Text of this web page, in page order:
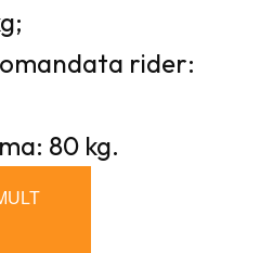
rider:
80 kg.